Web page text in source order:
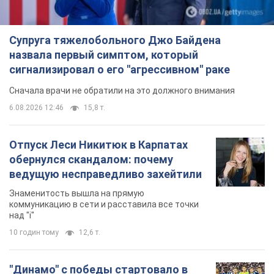
Супруга тяжелобольного Джо Байдена
назвала первый симптом, который
сигнализировал о его "агрессивном" раке
Сначала врачи не обратили на это должного внимания
6.08.2026 12:46 15,8 т.
Отпуск Леси Никитюк в Карпатах
обернулся скандалом: почему
ведущую несправедливо захейтили
Знаменитость вышла на прямую
коммуникацию в сети и расставила все точки
над "i"
10 годин тому 12,6 т.
"Динамо" с победы стартовало в